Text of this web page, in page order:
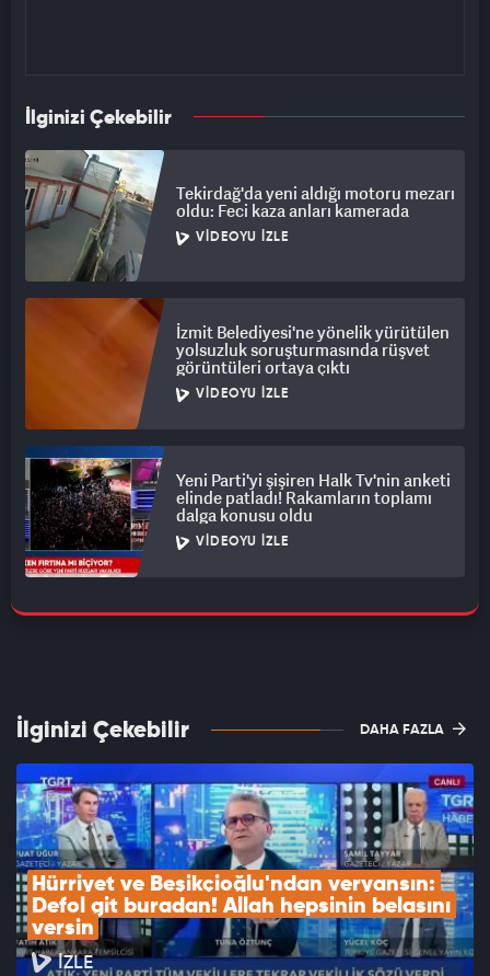
İlginizi Çekebilir
Tekirdağ'da yeni aldığı motoru mezarı
oldu: Feci kaza anları kamerada
VIDEOYU İZLE
İzmit Belediyesi'ne yönelik yürütülen
yolsuzluk soruşturmasında rüşvet
görüntüleri ortaya çıktı
VIDEOYU İZLE
Yeni Parti'yi şişiren Halk Tv'nin anketi
elinde patladı! Rakamların toplamı
dalga konusu oldu
VIDEOYU İZLE
İlginizi Çekebilir DAHA FAZLA
Hürriyet ve Beşikçioğlu'ndan veryansın:
Defol git buradan! Allah hepsinin belasını
versin
İZLE